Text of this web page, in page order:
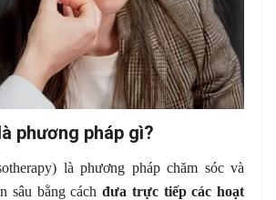
phương pháp gì?
là phương pháp chăm sóc và
sâu bằng cáchđưa trực tiếp các hoạt